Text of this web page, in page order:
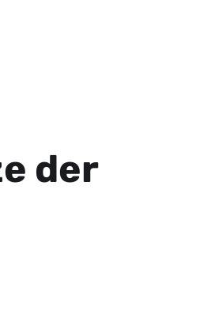
der